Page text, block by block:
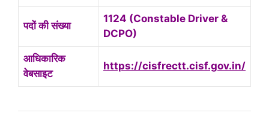
पदों की संख्या
1124 (Constable Driver &
DCPO)
आधिकारिक
वेबसाइट
https://cisfrectt.cisf.gov.in/